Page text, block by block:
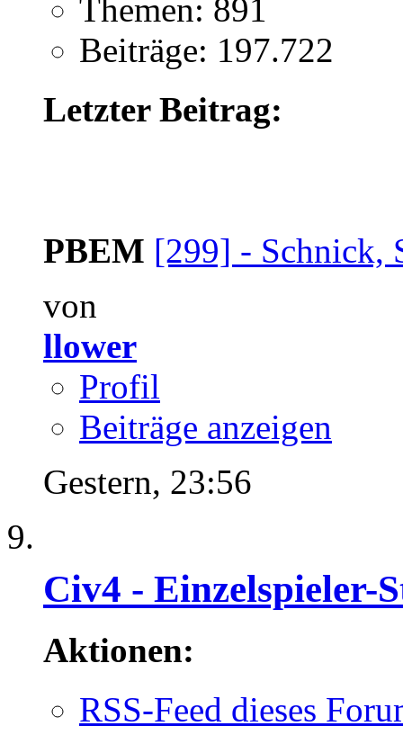
Themen: 891
Beiträge: 197.722
Letzter Beitrag:
PBEM [299] - Schnick,
von
llower
Profil
Beiträge anzeigen
Gestern, 23:56
Civ4 - Einzelspieler-
Aktionen:
RSS-Feed dieses